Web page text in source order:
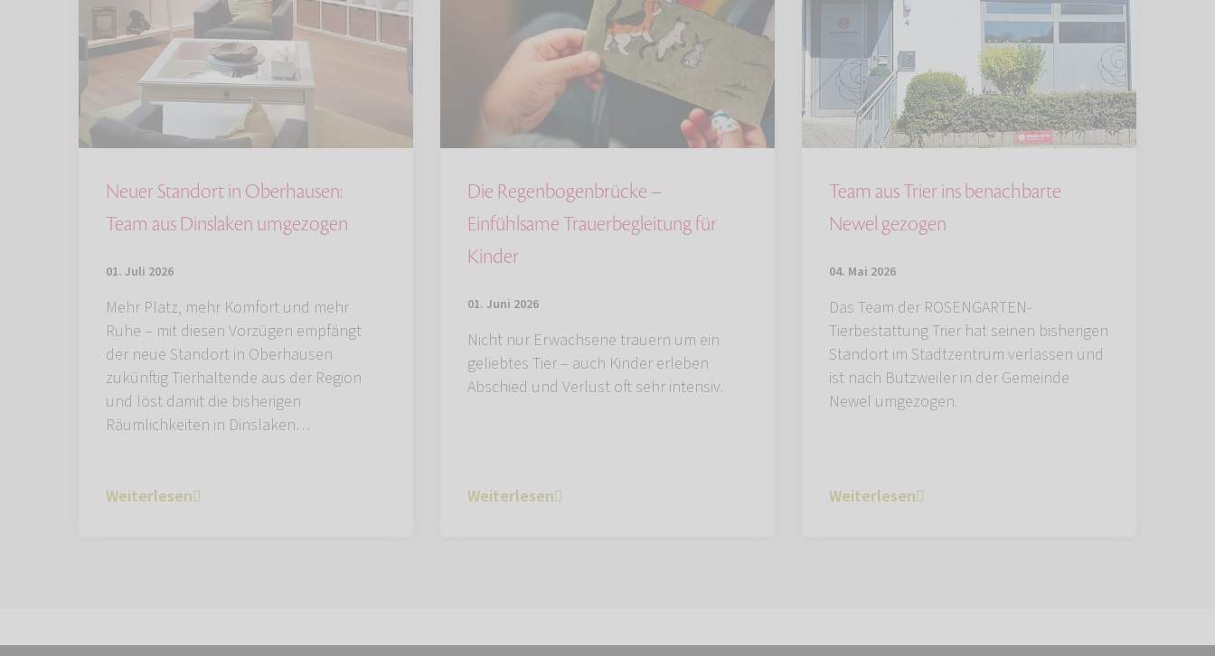
Neuer Standort in Oberhausen:
Team aus Dinslaken umgezogen
01. Juli 2026
Mehr Platz, mehr Komfort und mehr
Ruhe – mit diesen Vorzügen empfängt
der neue Standort in Oberhausen
zukünftig Tierhaltende aus der Region
und löst damit die bisherigen
Räumlichkeiten in Dinslaken…
Weiterlesen
Die Regenbogenbrücke –
Einfühlsame Trauerbegleitung für
Kinder
01. Juni 2026
Nicht nur Erwachsene trauern um ein
geliebtes Tier – auch Kinder erleben
Abschied und Verlust oft sehr intensiv.
Weiterlesen
Team aus Trier ins benachbarte
Newel gezogen
04. Mai 2026
Das Team der ROSENGARTEN-
Tierbestattung Trier hat seinen bisherigen
Standort im Stadtzentrum verlassen und
ist nach Butzweiler in der Gemeinde
Newel umgezogen.
Weiterlesen